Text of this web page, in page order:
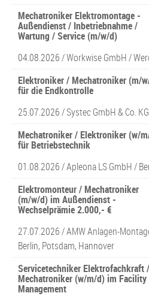
Mechatroniker Elektromontage -
Außendienst / Inbetriebnahme /
Wartung / Service (m/w/d)
04.08.2026 /Workwise GmbH/
Elektroniker / Mechatroniker (m/
für die Endkontrolle
25.07.2026 /Systec GmbH & Co. KG
Mechatroniker / Elektroniker (w/
für Betriebstechnik
01.08.2026 /Apleona LS GmbH/
Elektromonteur / Mechatroniker
(m/w/d) im Außendienst -
Wechselprämie 2.000,- €
27.07.2026 /AMW Anlagen-
Berlin, Potsdam, Hannover
Servicetechniker Elektrofachkraft /
Mechatroniker (w/m/d) im Facility
Management